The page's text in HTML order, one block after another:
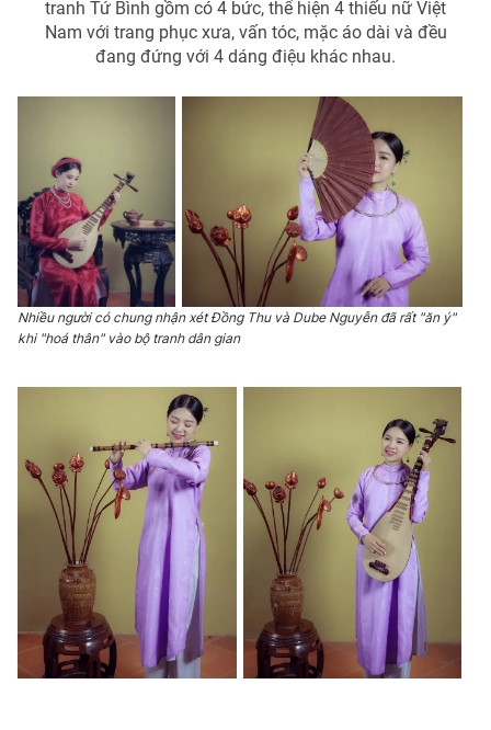
tranh Tứ Bình gồm có 4 bức, thể hiện 4 thiếu nữ Việt
Nam với trang phục xưa, vấn tóc, mặc áo dài và đều
đang đứng với 4 dáng điệu khác nhau.
Nhiều người có chung nhận xét Đồng Thu và Dube Nguyễn đã rất "ăn ý"
khi "hoá thân" vào bộ tranh dân gian